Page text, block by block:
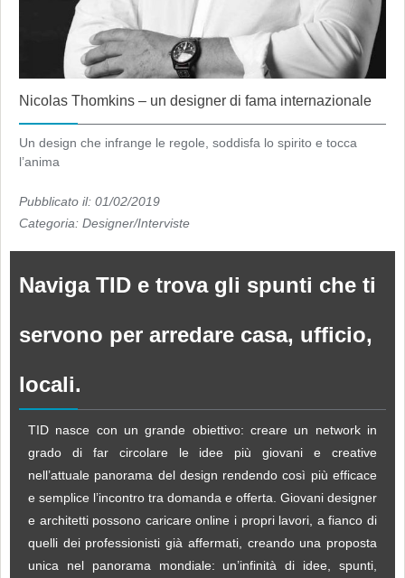
Nicolas Thomkins – un designer di fama internazionale
Un design che infrange le regole, soddisfa lo spirito e tocca
l’anima
Pubblicato il: 01/02/2019
Categoria: Designer/Interviste
Naviga TID e trova gli spunti che ti
servono per arredare casa, ufficio,
locali.
TID nasce con un grande obiettivo: creare un network in
grado di far circolare le idee più giovani e creative
nell’attuale panorama del design rendendo così più efficace
e semplice l’incontro tra domanda e offerta. Giovani designer
e architetti possono caricare online i propri lavori, a fianco di
quelli dei professionisti già affermati, creando una proposta
unica nel panorama mondiale: un’infinità di idee, spunti,